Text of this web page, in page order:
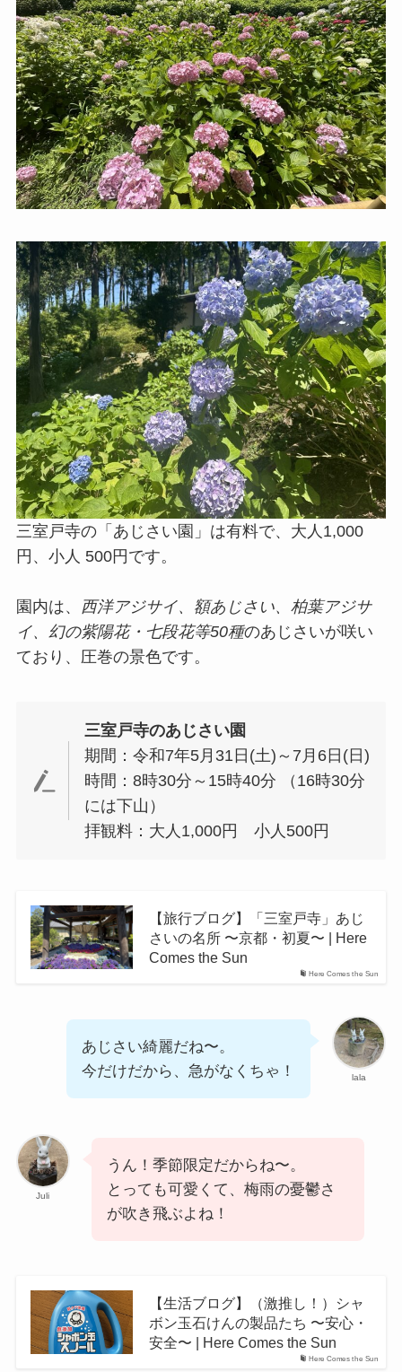
三室戸寺の「あじさい園」は有料で、大人1,000
円、小人 500円です。
園内は、
西洋アジサイ、額あじさい、柏葉アジサ
イ、幻の紫陽花・七段花等50種のあじさいが咲い
ており、圧巻の景色です。
三室戸寺のあじさい園
期間：令和7年5月31日(土)～7月6日(日)
時間：8時30分～15時40分 （16時30分
には下山）
拝観料：大人1,000円 小人500円
Here Comes the Sun
【旅行ブログ】「三室戸寺」あじ
さいの名所 〜京都・初夏〜 | Here
Comes the Sun
lala
あじさい綺麗だね〜。
今だけだから、急がなくちゃ！
Juli
うん！季節限定だからね〜。
とっても可愛くて、梅雨の憂鬱さ
が吹き飛ぶよね！
Here Comes the Sun
【生活ブログ】（激推し！）シャ
ボン玉石けんの製品たち 〜安心・
安全〜 | Here Comes the Sun